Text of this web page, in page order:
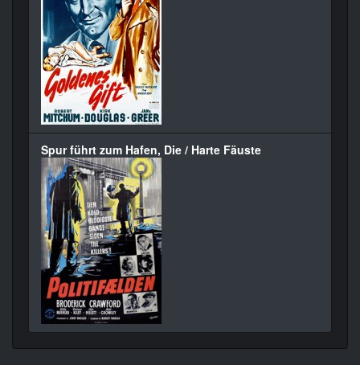
Spur führt zum Hafen, Die / Harte Fäuste